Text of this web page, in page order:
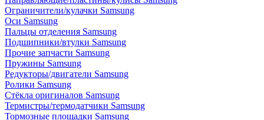
Ограничители/кулачки Samsung
Оси Samsung
Пальцы отделения Samsung
Подшипники/втулки Samsung
Прочие запчасти Samsung
Пружины Samsung
Редукторы/двигатели Samsung
Ролики Samsung
Стёкла оригиналов Samsung
Термистры/термодатчики Samsung
Тормозные площадки Samsung